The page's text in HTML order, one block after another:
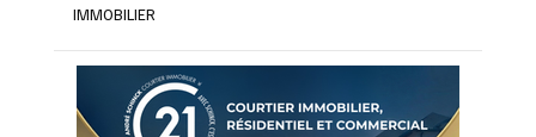
IMMOBILIER